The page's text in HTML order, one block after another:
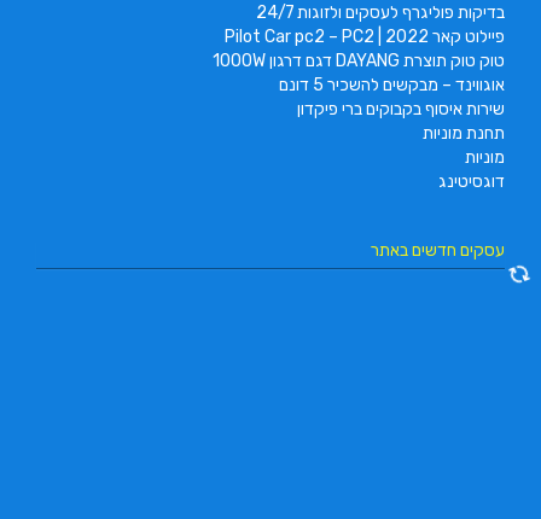
בדיקות פוליגרף לעסקים ולזוגות 24/7
פיילוט קאר 2022 | Pilot Car pc2 – PC2
טוק טוק תוצרת DAYANG דגם דרגון 1000W
אוגווינד – מבקשים להשכיר 5 דונם
שירות איסוף בקבוקים ברי פיקדון
תחנת מוניות
מוניות
דוגסיטינג
עסקים חדשים באתר